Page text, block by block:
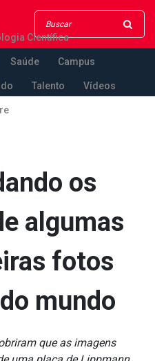
Científica
Saúde Campus
Talento Vídeos
os
algumas
fotos
mundo
que as imagens